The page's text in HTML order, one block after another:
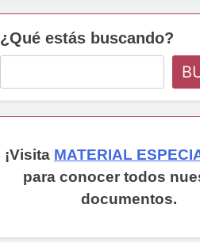
¿Qué estás buscando?
¡Visita MATERIAL
para conocer todos
documentos.